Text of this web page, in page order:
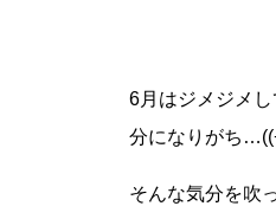
6月はジメジメ
分になりがち
そんな気分を吹